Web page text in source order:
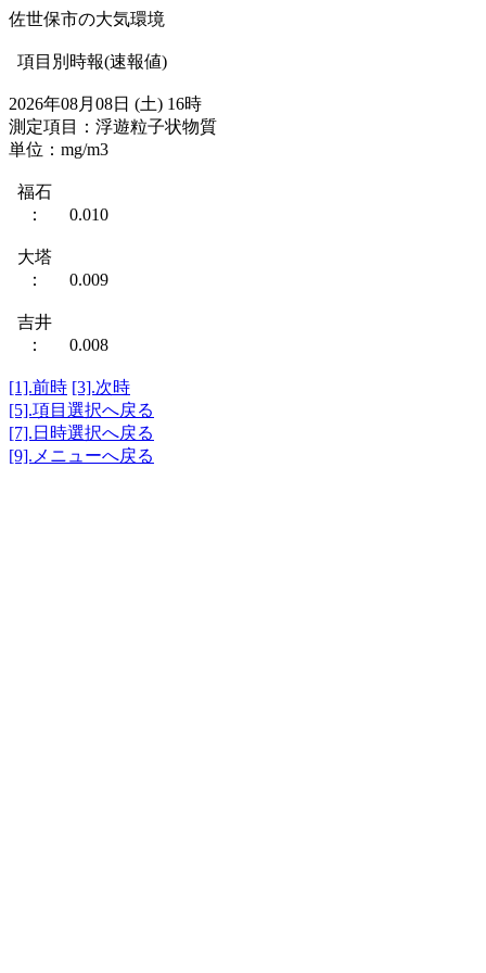
佐世保市の大気環境
項目別時報(速報値)
2026年08月08日 (土) 16時
測定項目：浮遊粒子状物質
単位：mg/m3
福石
： 0.010
大塔
： 0.009
吉井
： 0.008
[1].前時 [3].次時
[5].項目選択へ戻る
[7].日時選択へ戻る
[9].メニューへ戻る